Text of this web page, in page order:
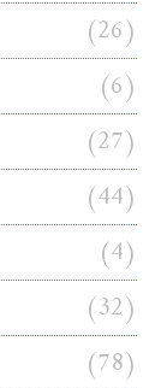
(26)
(6)
(27)
(44)
(4)
(32)
(78)